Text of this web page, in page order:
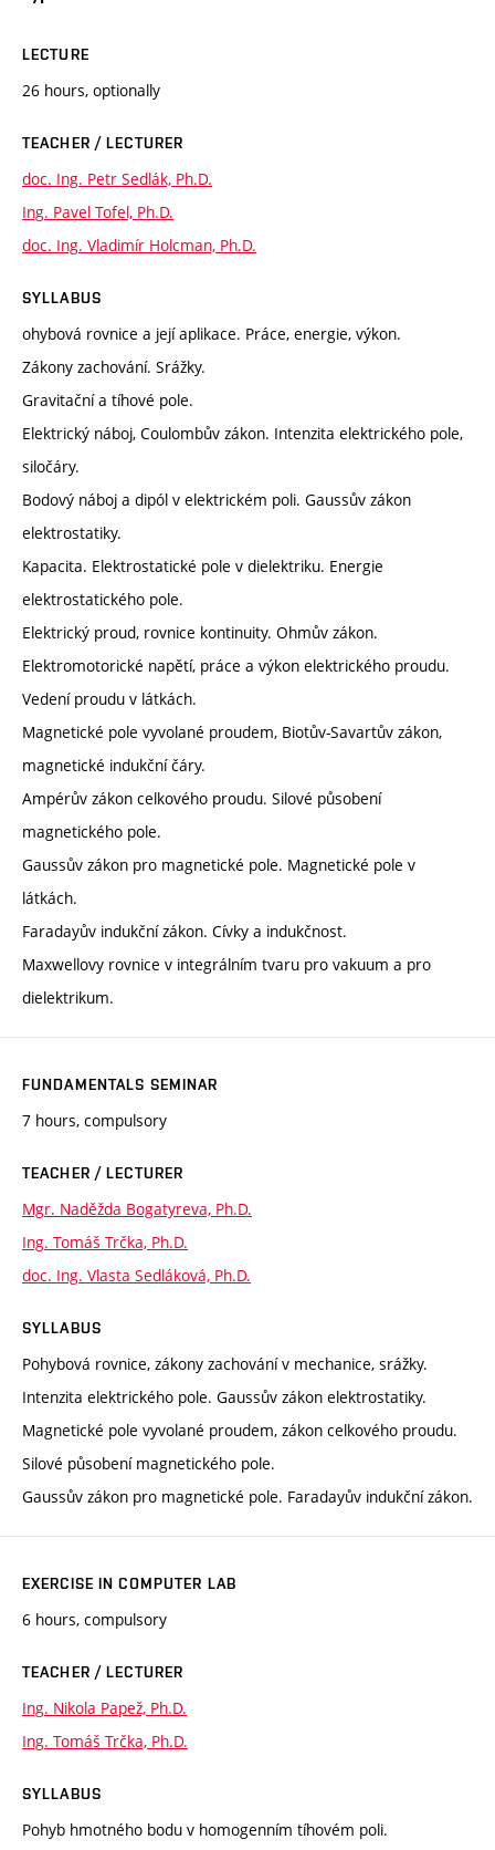
LECTURE
26 hours, optionally
TEACHER / LECTURER
doc. Ing. Petr Sedlák, Ph.D.
Ing. Pavel Tofel, Ph.D.
doc. Ing. Vladimír Holcman, Ph.D.
SYLLABUS
ohybová rovnice a její aplikace. Práce, energie, výkon.
Zákony zachování. Srážky.
Gravitační a tíhové pole.
Elektrický náboj, Coulombův zákon. Intenzita elektrického pole,
siločáry.
Bodový náboj a dipól v elektrickém poli. Gaussův zákon
elektrostatiky.
Kapacita. Elektrostatické pole v dielektriku. Energie
elektrostatického pole.
Elektrický proud, rovnice kontinuity. Ohmův zákon.
Elektromotorické napětí, práce a výkon elektrického proudu.
Vedení proudu v látkách.
Magnetické pole vyvolané proudem, Biotův-Savartův zákon,
magnetické indukční čáry.
Ampérův zákon celkového proudu. Silové působení
magnetického pole.
Gaussův zákon pro magnetické pole. Magnetické pole v
látkách.
Faradayův indukční zákon. Cívky a indukčnost.
Maxwellovy rovnice v integrálním tvaru pro vakuum a pro
dielektrikum.
FUNDAMENTALS SEMINAR
7 hours, compulsory
TEACHER / LECTURER
Mgr. Naděžda Bogatyreva, Ph.D.
Ing. Tomáš Trčka, Ph.D.
doc. Ing. Vlasta Sedláková, Ph.D.
SYLLABUS
Pohybová rovnice, zákony zachování v mechanice, srážky.
Intenzita elektrického pole. Gaussův zákon elektrostatiky.
Magnetické pole vyvolané proudem, zákon celkového proudu.
Silové působení magnetického pole.
Gaussův zákon pro magnetické pole. Faradayův indukční zákon.
EXERCISE IN COMPUTER LAB
6 hours, compulsory
TEACHER / LECTURER
Ing. Nikola Papež, Ph.D.
Ing. Tomáš Trčka, Ph.D.
SYLLABUS
Pohyb hmotného bodu v homogenním tíhovém poli.